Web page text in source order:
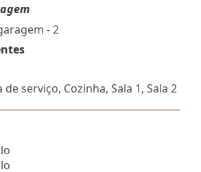
- 2
serviço, Cozinha, Sala 1, Sala 2